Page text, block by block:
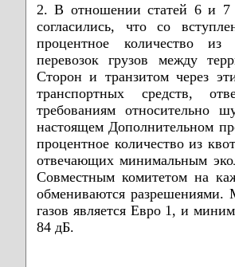
2. В отношении статей 6 и 7
согласились, что со
процентное количество
перевозок грузов между
Сторон и транзитом через
транспортных средств,
требованиям относительно
настоящем Дополнительном
процентное количество из
отвечающих минимальным
Совместным комитетом на
обмениваются
газов является Евро 1, и
84 дБ.